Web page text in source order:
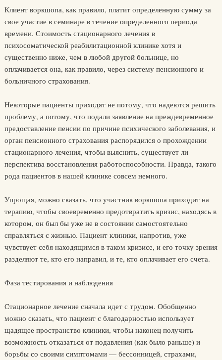
Клиент воркшопа, как правило, платит определенную сумму за
свое участие в семинаре в течение определенного периода
времени. Стоимость стационарного лечения в
психосоматической реабилитационной клинике хотя и
существенно ниже, чем в любой другой больнице, но
оплачивается она, как правило, через систему пенсионного и
больничного страхования.
Некоторые пациенты приходят не потому, что надеются решить
проблему, а потому, что подали заявление на преждевременное
предоставление пенсии по причине психического заболевания, и
орган пенсионного страхования распорядился о прохождении
стационарного лечения, чтобы выяснить, существует ли
перспектива восстановления работоспособности. Правда, такого
рода пациентов в нашей клинике совсем немного.
Упрощая, можно сказать, что участник воркшопа приходит на
терапию, чтобы своевременно предотвратить кризис, находясь в
котором, он был бы уже не в состоянии самостоятельно
справляться с жизнью. Пациент клиники, напротив, уже
чувствует себя находящимся в таком кризисе, и его точку зрения
разделяют те, кто его направил, и те, кто оплачивает его счета.
Фаза тестирования и наблюдения
Стационарное лечение сначала идет с трудом. Обобщенно
можно сказать, что пациент с благодарностью использует
щадящее пространство клиники, чтобы наконец получить
возможность отказаться от подавления (как было раньше) и
борьбы со своими симптомами — бессонницей, страхами,